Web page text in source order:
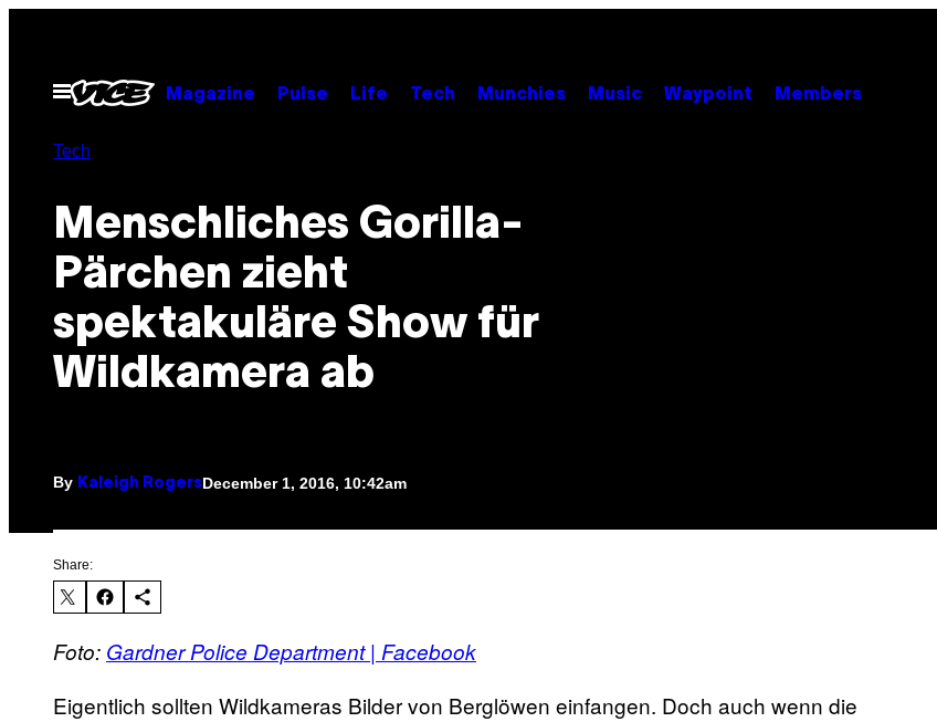
contentOpen
Menu
Magazine Pulse Life Tech Munchies Music Waypoint Members
Tech
Menschliches Gorilla-
Pärchen zieht
spektakuläre Show für
Wildkamera ab
By Kaleigh RogersDecember 1, 2016, 10:42am
Share:
Foto: Gardner Police Department | Facebook
Eigentlich sollten Wildkameras Bilder von Berglöwen einfangen. Doch auch wenn die